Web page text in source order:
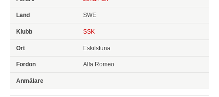
SWE
SSK
Eskilstuna
Alfa Romeo